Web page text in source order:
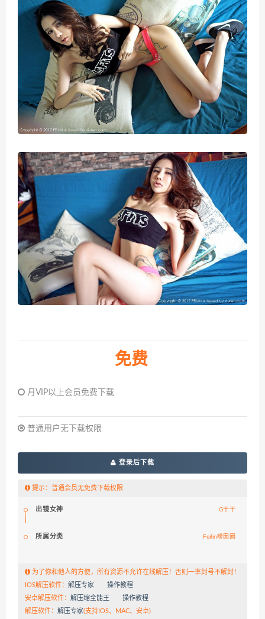
免费
月VIP以上会员免费下载
普通用户无下载权限
登录后下载
提示：普通会员无免费下载权限
出镜女神 G干干
所属分类 Feilin嗲囡囡
为了你和他人的方便，所有资源不允许在线解压！否则一率封号不解封！
IOS解压软件： 解压专家
操作教程
安卓解压软件： 解压缩全能王
操作教程
解压软件： 解压专家(支持IOS、MAC、安卓)